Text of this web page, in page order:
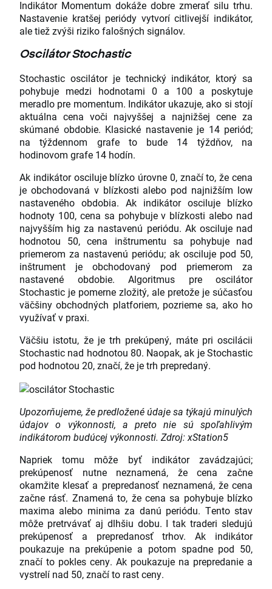
Indikátor Momentum dokáže dobre zmerať silu trhu.
Nastavenie kratšej periódy vytvorí citlivejší indikátor,
ale tiež zvýši riziko falošných signálov.
Oscilátor Stochastic
Stochastic oscilátor je technický indikátor, ktorý sa
pohybuje medzi hodnotami 0 a 100 a poskytuje
meradlo pre momentum. Indikátor ukazuje, ako si stojí
aktuálna cena voči najvyššej a najnižšej cene za
skúmané obdobie. Klasické nastavenie je 14 periód;
na týždennom grafe to bude 14 týždňov, na
hodinovom grafe 14 hodín.
Ak indikátor osciluje blízko úrovne 0, značí to, že cena
je obchodovaná v blízkosti alebo pod najnižším low
nastaveného obdobia. Ak indikátor osciluje blízko
hodnoty 100, cena sa pohybuje v blízkosti alebo nad
najvyšším hig za nastavenú periódu. Ak osciluje nad
hodnotou 50, cena inštrumentu sa pohybuje nad
priemerom za nastavenú periódu; ak osciluje pod 50,
inštrument je obchodovaný pod priemerom za
nastavené obdobie. Algoritmus pre oscilátor
Stochastic je pomerne zložitý, ale pretože je súčasťou
väčšiny obchodných platforiem, pozrieme sa, ako ho
využívať v praxi.
Väčšiu istotu, že je trh prekúpený, máte pri oscilácii
Stochastic nad hodnotou 80. Naopak, ak je Stochastic
pod hodnotou 20, značí, že je trh prepredaný.
Upozorňujeme, že predložené údaje sa týkajú minulých
údajov o výkonnosti, a preto nie sú spoľahlivým
indikátorom budúcej výkonnosti. Zdroj: xStation5
Napriek tomu môže byť indikátor zavádzajúci;
prekúpenosť nutne neznamená, že cena začne
okamžite klesať a prepredanosť neznamená, že cena
začne rásť. Znamená to, že cena sa pohybuje blízko
maxima alebo minima za danú periódu. Tento stav
môže pretrvávať aj dlhšiu dobu. I tak traderi sledujú
prekúpenosť a prepredanosť trhov. Ak indikátor
poukazuje na prekúpenie a potom spadne pod 50,
značí to pokles ceny. Ak poukazuje na prepredanie a
vystrelí nad 50, značí to rast ceny.